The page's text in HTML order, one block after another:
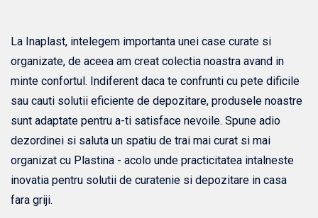
La Inaplast, intelegem importanta unei case curate si
organizate, de aceea am creat colectia noastra avand in
minte confortul. Indiferent daca te confrunti cu pete dificile
sau cauti solutii eficiente de depozitare, produsele noastre
sunt adaptate pentru a-ti satisface nevoile. Spune adio
dezordinei si saluta un spatiu de trai mai curat si mai
organizat cu Plastina - acolo unde practicitatea intalneste
inovatia pentru solutii de curatenie si depozitare in casa
fara griji.